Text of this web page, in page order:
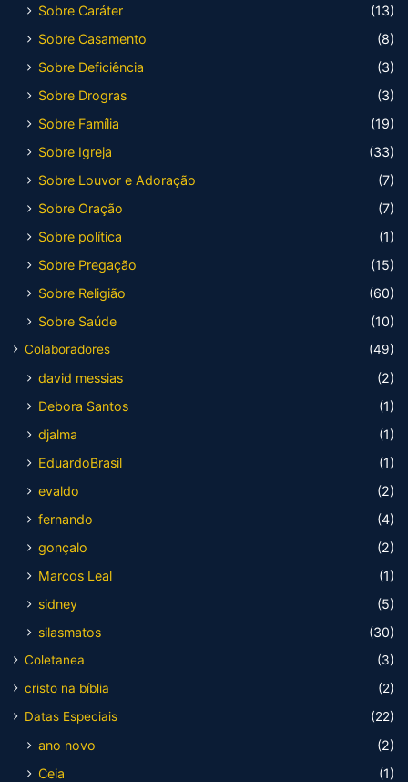
Sobre Caráter
(13)
Sobre Casamento
(8)
Sobre Deficiência
(3)
Sobre Drogras
(3)
Sobre Família
(19)
Sobre Igreja
(33)
Sobre Louvor e Adoração
(7)
Sobre Oração
(7)
Sobre política
(1)
Sobre Pregação
(15)
Sobre Religião
(60)
Sobre Saúde
(10)
Colaboradores (49)
david messias
(2)
Debora Santos
(1)
djalma
(1)
EduardoBrasil
(1)
evaldo
(2)
fernando
(4)
gonçalo
(2)
Marcos Leal
(1)
sidney
(5)
silasmatos
(30)
Coletanea
(3)
cristo na bíblia
(2)
Datas Especiais
(22)
ano novo
(2)
Ceia
(1)